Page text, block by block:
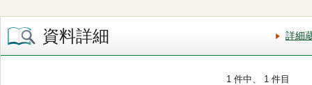
資料詳細 詳細
1 件中、 1 件目